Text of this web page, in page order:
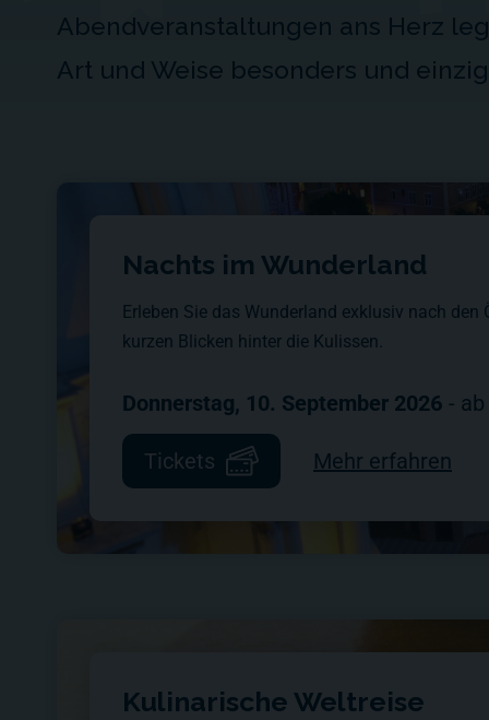
Abendveranstaltungen ans Herz
Art und Weise besonders und
Nachts im Wunderland
Erleben Sie das Wunderland exklusiv nach
kurzen Blicken hinter die Kulissen.
Donnerstag, 10. September 2026 - ab
Tickets Mehr erfahren
Kulinarische Weltreise